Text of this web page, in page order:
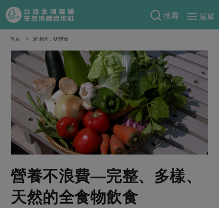
搜尋
選單
產品分類
當季蔬果
一籃菜 當令水果
芽苗類 蕈菇類
辛香料類
奶蛋豆・五穀
蛋 乳製品
豆製品 米麵雜糧
肉品・水產
食譜料理
食材
米食
麵食
肉食
海鮮
常備菜
蔬食
特別企畫
預購活動
把最好的台灣味帶回家！
防災用品預購圓滿結束
更多預購活動
綠主張
觀點文章
主婦食堂 一籃菜真心話
社內大小事 合作聯合國
產品故事 生活提案
樂齡生活 親子食育
關於合作社
關於我們
合作社組織
首頁 愛地球，我惜食
營養不浪費―完整、多樣、
天然的全食物飲食